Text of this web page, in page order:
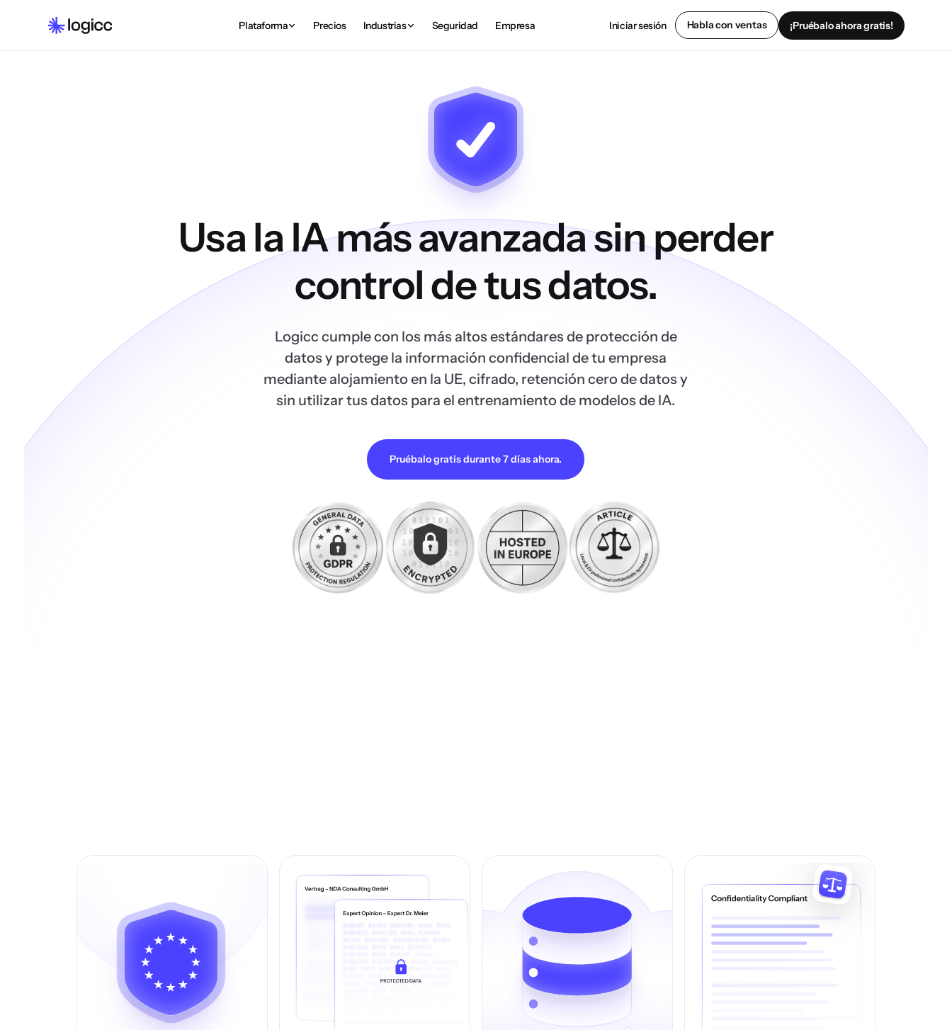
Plataforma Precios Industrias Seguridad Empresa Iniciar sesión Habla con ventas ¡Pruébalo ahora gratis!
Usa la IA más avanzada sin perder
control de tus datos.
Logicc cumple con los más altos estándares de protección de
datos y protege la información confidencial de tu empresa
mediante alojamiento en la UE, cifrado, retención cero de datos y
sin utilizar tus datos para el entrenamiento de modelos de IA.
Pruébalo gratis durante 7 días ahora.